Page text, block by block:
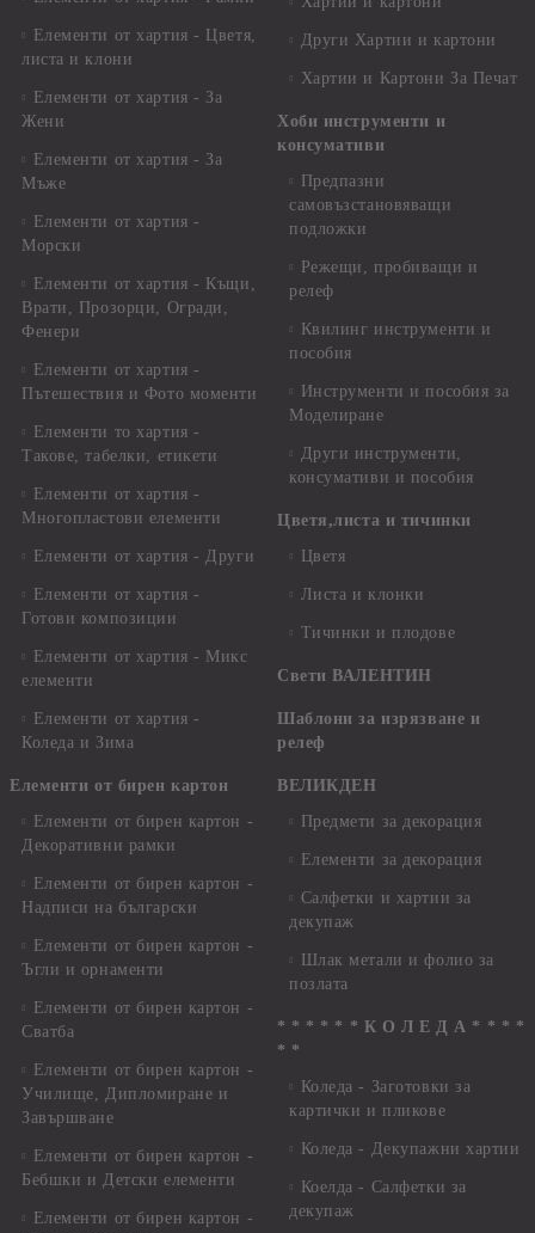
Елементи от хартия - Цветя,
листа и клони
Елементи от хартия - За
Жени
Елементи от хартия - За
Мъже
Елементи от хартия -
Морски
Елементи от хартия - Къщи,
Врати, Прозорци, Огради,
Фенери
Елементи от хартия -
Пътешествия и Фото моменти
Елементи то хартия -
Такове, табелки, етикети
Елементи от хартия -
Многопластови елементи
Елементи от хартия - Други
Елементи от хартия -
Готови композиции
Елементи от хартия - Микс
елементи
Елементи от хартия -
Коледа и Зима
Елементи от бирен картон
Елементи от бирен картон -
Декоративни рамки
Елементи от бирен картон -
Надписи на български
Елементи от бирен картон -
Ъгли и орнаменти
Елементи от бирен картон -
Сватба
Елементи от бирен картон -
Училище, Дипломиране и
Завършване
Елементи от бирен картон -
Бебшки и Детски елементи
Елементи от бирен картон -
Други Хартии и картони
Хартии и Картони За Печат
Хоби инструменти и
консумативи
Предпазни
самовъзстановяващи
подложки
Режещи, пробиващи и
релеф
Квилинг инструменти и
пособия
Инструменти и пособия за
Моделиране
Други инструменти,
консумативи и пособия
Цветя,листа и тичинки
Цветя
Листа и клонки
Тичинки и плодове
Свети ВАЛЕНТИН
Шаблони за изрязване и
релеф
ВЕЛИКДЕН
Предмети за декорация
Елементи за декорация
Салфетки и хартии за
декупаж
Шлак метали и фолио за
позлата
* * * * * * К О Л Е Д А * * * *
* *
Коледа - Заготовки за
картички и пликове
Коледа - Декупажни хартии
Коелда - Салфетки за
декупаж